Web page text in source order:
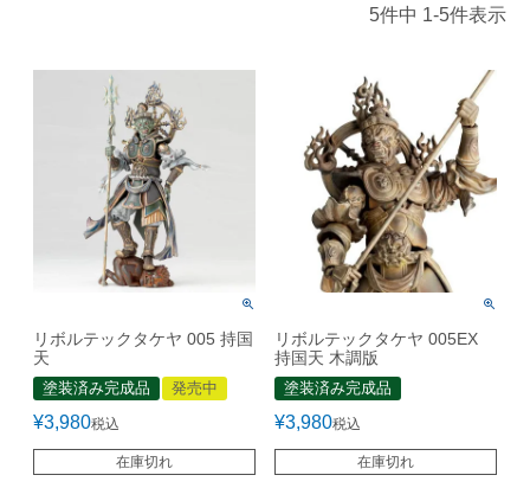
5件中 1-5件表示
リボルテックタケヤ 005 持国
天
塗装済み完成品 発売中
¥3,980税込
在庫切れ
リボルテックタケヤ 005EX
持国天 木調版
塗装済み完成品
¥3,980税込
在庫切れ